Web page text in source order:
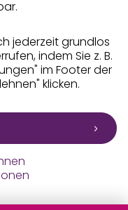
jederzeit grundlos
indem Sie z. B.
im Footer der
klicken.